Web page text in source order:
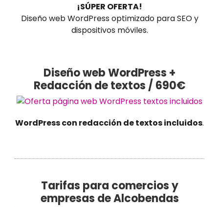
¡SÚPER OFERTA!
Diseño web WordPress optimizado para SEO y
dispositivos móviles.
Diseño web WordPress +
Redacción de textos / 690€
WordPress con redacción de textos incluidos.
Tarifas para comercios y
empresas de Alcobendas